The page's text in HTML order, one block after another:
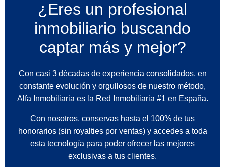
¿Eres un profesional
inmobiliario buscando
captar más y mejor?
Con casi 3 décadas de experiencia consolidados, en
constante evolución y orgullosos de nuestro método,
Alfa Inmobiliaria es la Red Inmobiliaria #1 en España.
Con nosotros, conservas hasta el 100% de tus
honorarios (sin royalties por ventas) y accedes a toda
esta tecnología para poder ofrecer las mejores
exclusivas a tus clientes.